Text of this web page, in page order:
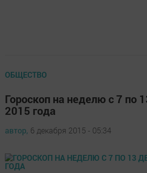
ОБЩЕСТВО
Гороскоп на неделю с 7 по
2015 года
автор, 6 декабря 2015 - 05:34